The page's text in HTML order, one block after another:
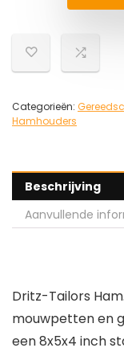
Categorieën:
Hamhouders
Beschrijving
Aanvullende
Dritz-Tailors
mouwpetten en
een 8x5x4 inch